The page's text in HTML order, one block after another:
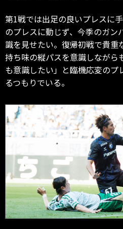
第1戦では出足の良いプレスに
のプレスに動じず、今季のガン
識を見せたい。復帰初戦で貴重
持ち味の縦パスを意識しながら
も意識したい」と臨機応変のプ
るつもりでいる。